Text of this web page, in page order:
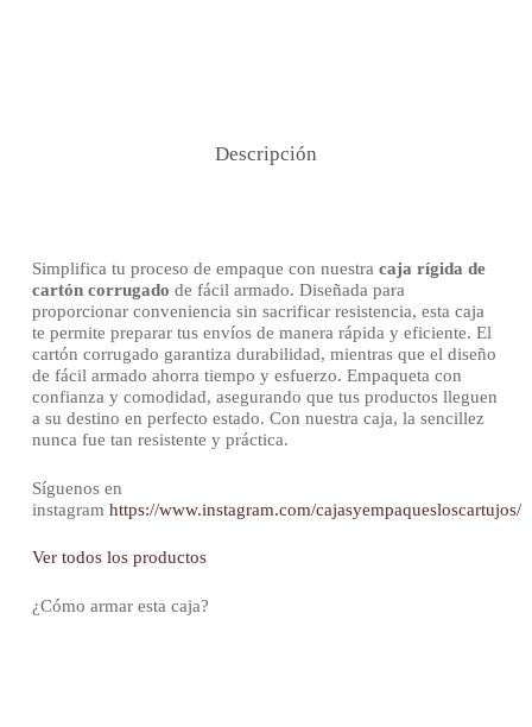
Descripción
Simplifica tu proceso de empaque con nuestra caja rígida de
cartón corrugado de fácil armado. Diseñada para
proporcionar conveniencia sin sacrificar resistencia, esta caja
te permite preparar tus envíos de manera rápida y eficiente. El
cartón corrugado garantiza durabilidad, mientras que el diseño
de fácil armado ahorra tiempo y esfuerzo. Empaqueta con
confianza y comodidad, asegurando que tus productos lleguen
a su destino en perfecto estado. Con nuestra caja, la sencillez
nunca fue tan resistente y práctica.
Síguenos en
instagram https://www.instagram.com/cajasyempaquesloscartujos/
Ver todos los productos
¿Cómo armar esta caja?